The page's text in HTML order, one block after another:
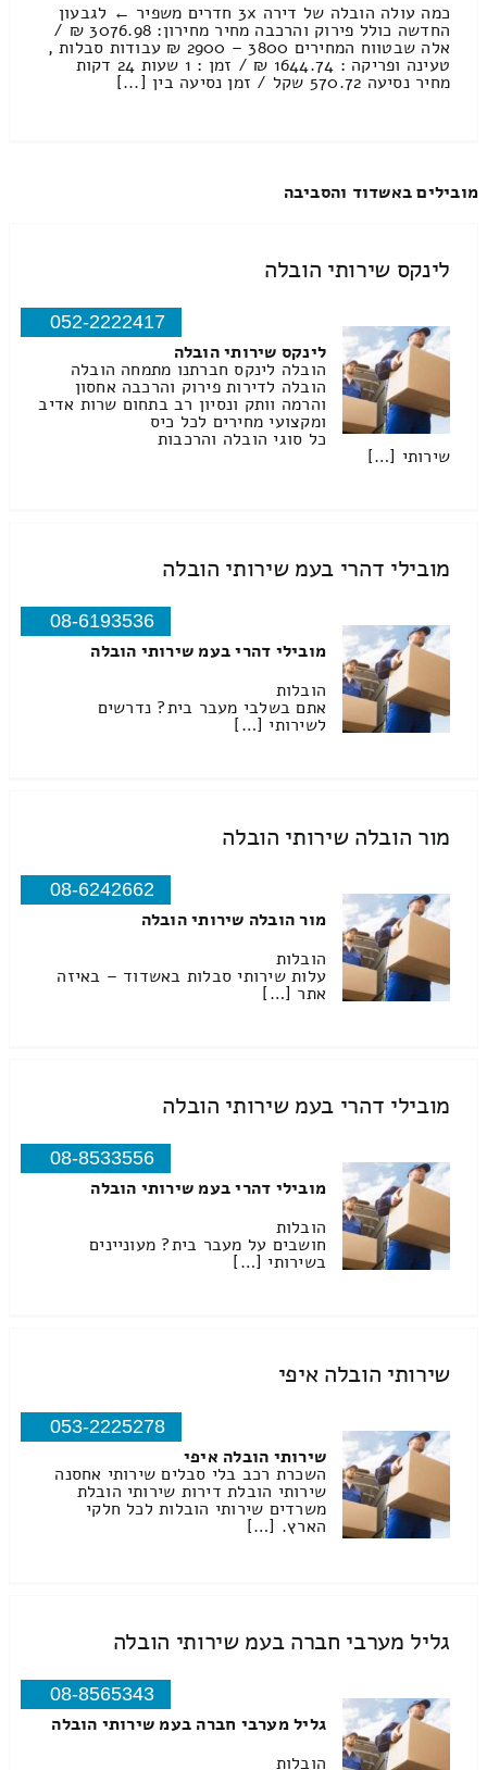
כמה עולה הובלה של דירה 3x חדרים משפיר ← לגבעון
החדשה כולל פירוק והרכבה מחיר מחירון: 3076.98 ₪ /
אלה שבטווח המחירים 3800 – 2900 ₪ עבודות סבלות ,
טעינה ופריקה : 1644.74 ₪ / זמן : 1 שעות 24 דקות
מחיר נסיעה 570.72 שקל / זמן נסיעה בין [...]
מובילים באשדוד והסביבה
לינקס שירותי הובלה
052-2222417
לינקס שירותי הובלה
הובלה לינקס חברתנו מתמחה הובלה
הובלה לדירות פירוק והרכבה אחסון
והרמה וותק ונסיון רב בתחום שרות אדיב
ומקצועי מחירים לכל כיס
כל סוגי הובלה והרכבות
שירותי […]
מובילי דהרי בעמ שירותי הובלה
08-6193536
מובילי דהרי בעמ שירותי הובלה
הובלות
אתם בשלבי מעבר בית? נדרשים
לשירותי […]
מור הובלה שירותי הובלה
08-6242662
מור הובלה שירותי הובלה
הובלות
עלות שירותי סבלות באשדוד – באיזה
אתר […]
מובילי דהרי בעמ שירותי הובלה
08-8533556
מובילי דהרי בעמ שירותי הובלה
הובלות
חושבים על מעבר בית? מעוניינים
בשירותי […]
שירותי הובלה איפי
053-2225278
שירותי הובלה איפי
השכרת רכב בלי סבלים שירותי אחסנה
שירותי הובלת דירות שירותי הובלת
משרדים שירותי הובלות לכל חלקי
הארץ. […]
גליל מערבי חברה בעמ שירותי הובלה
08-8565343
גליל מערבי חברה בעמ שירותי הובלה
הובלות